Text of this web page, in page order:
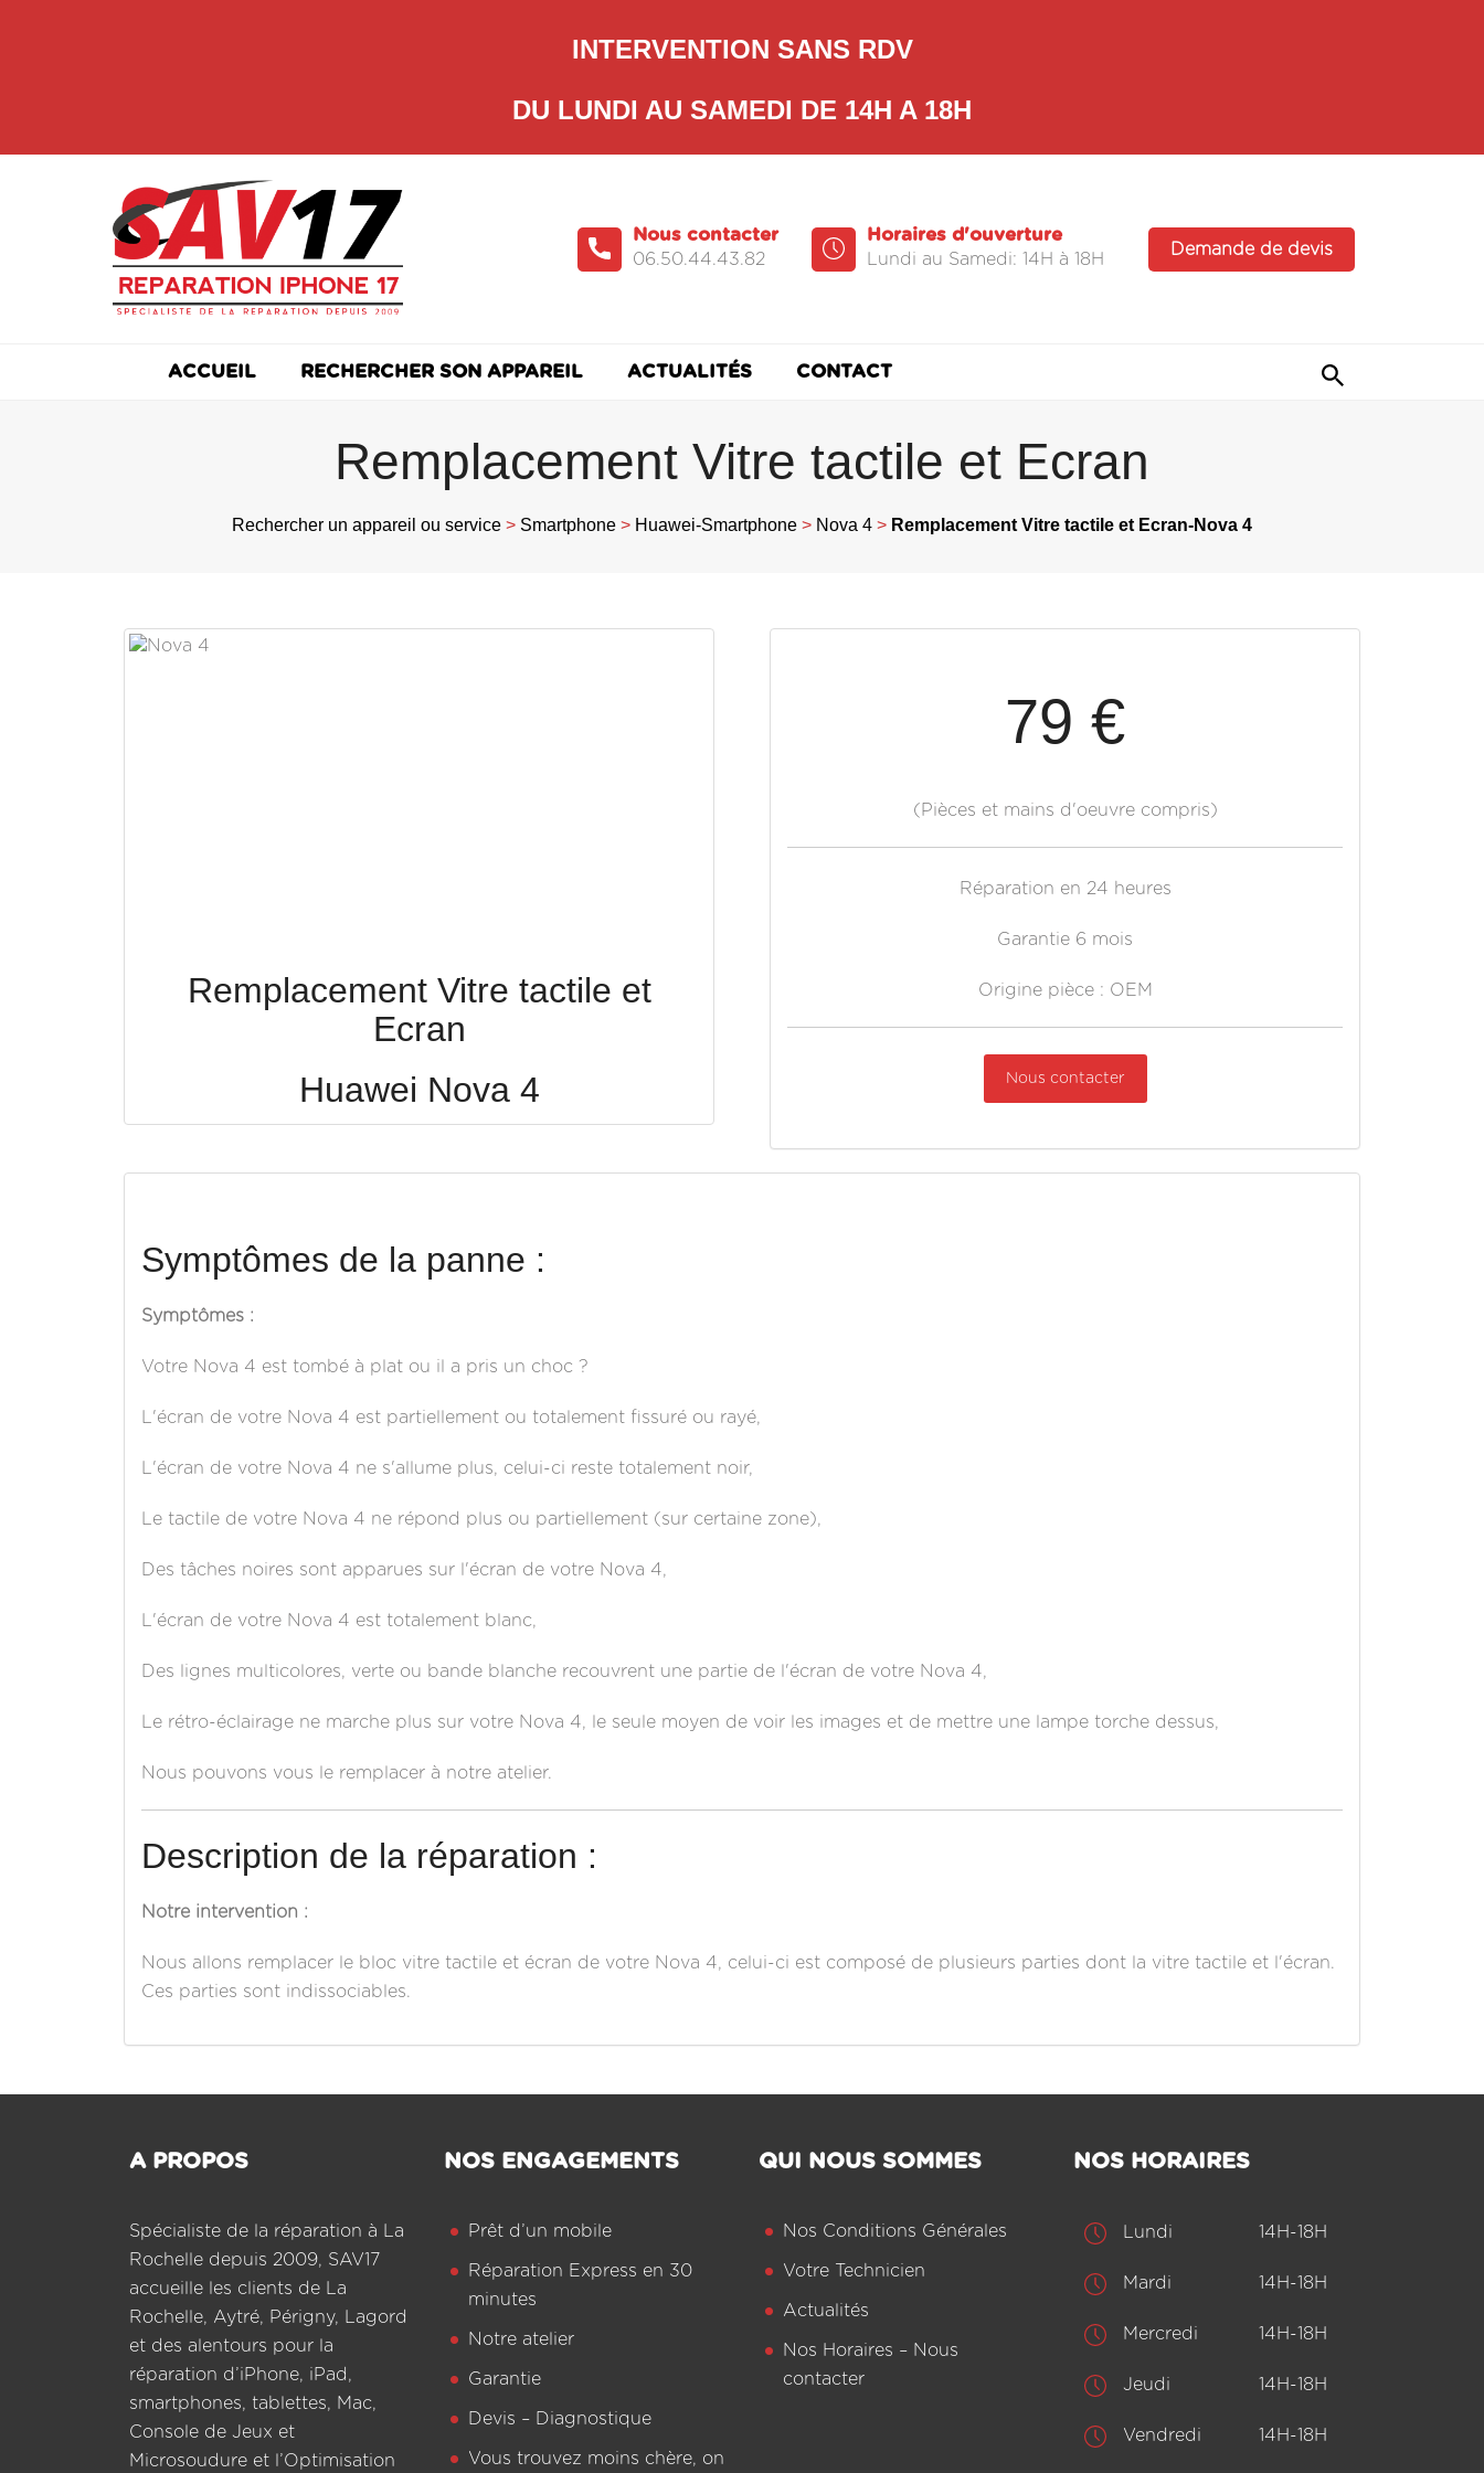
INTERVENTION SANS RDV
DU LUNDI AU SAMEDI DE 14H A 18H
Demande de devis
Horaires d'ouverture
Lundi au Samedi: 14H à 18H
Nous contacter
06.50.44.43.82
ACCUEIL RECHERCHER SON APPAREIL ACTUALITÉS CONTACT
Remplacement Vitre tactile et Ecran
Rechercher un appareil ou service > Smartphone > Huawei-Smartphone > Nova 4 > Remplacement Vitre tactile et Ecran-Nova 4
Remplacement Vitre tactile et
Ecran
Huawei Nova 4
79 €
(Pièces et mains d'oeuvre compris)
Réparation en 24 heures
Garantie 6 mois
Origine pièce : OEM
Nous contacter
Symptômes de la panne :
Symptômes :
Votre Nova 4 est tombé à plat ou il a pris un choc ?
L'écran de votre Nova 4 est partiellement ou totalement fissuré ou rayé,
L'écran de votre Nova 4 ne s'allume plus, celui-ci reste totalement noir,
Le tactile de votre Nova 4 ne répond plus ou partiellement (sur certaine zone),
Des tâches noires sont apparues sur l'écran de votre Nova 4,
L'écran de votre Nova 4 est totalement blanc,
Des lignes multicolores, verte ou bande blanche recouvrent une partie de l'écran de votre Nova 4,
Le rétro-éclairage ne marche plus sur votre Nova 4, le seule moyen de voir les images et de mettre une lampe torche dessus,
Nous pouvons vous le remplacer à notre atelier.
Description de la réparation :
Notre intervention :
Nous allons remplacer le bloc vitre tactile et écran de votre Nova 4, celui-ci est composé de plusieurs parties dont la vitre tactile et l'écran.
Ces parties sont indissociables.
A PROPOS
Spécialiste de la réparation à La
Rochelle depuis 2009, SAV17
accueille les clients de La
Rochelle, Aytré, Périgny, Lagord
et des alentours pour la
réparation d’iPhone, iPad,
smartphones, tablettes, Mac,
Console de Jeux et
Microsoudure et l’Optimisation
NOS ENGAGEMENTS
Prêt d’un mobile
Réparation Express en 30
minutes
Notre atelier
Garantie
Devis – Diagnostique
Vous trouvez moins chère, on
QUI NOUS SOMMES
Nos Conditions Générales
Votre Technicien
Actualités
Nos Horaires – Nous
contacter
NOS HORAIRES
Lundi 14H-18H
Mardi 14H-18H
Mercredi 14H-18H
Jeudi 14H-18H
Vendredi 14H-18H